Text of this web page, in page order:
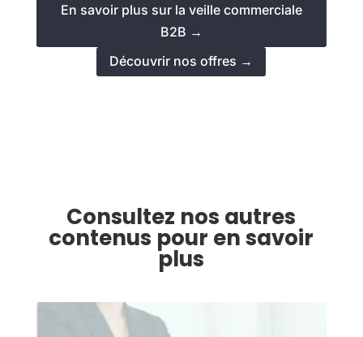
En savoir plus sur la veille commerciale
B2B →
Découvrir nos offres →
Consultez nos autres
contenus pour en savoir
plus